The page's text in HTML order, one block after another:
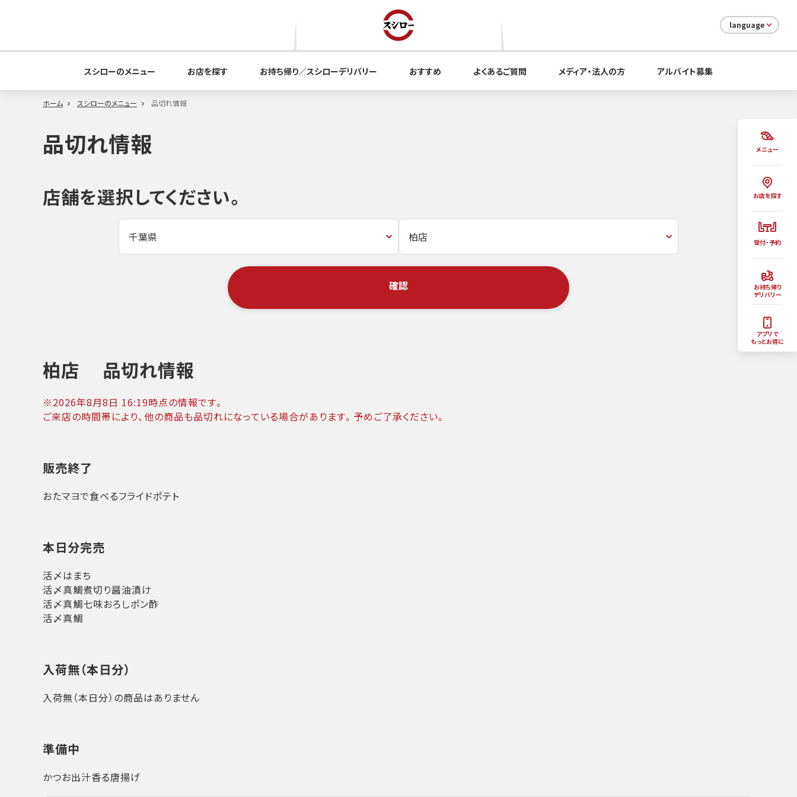
メニュー
お店を探す
受付・予約
お持ち帰り
デリバリー
アプリで
もっとお得に
language
スシローのメニュー お店を探す お持ち帰り／スシローデリバリー おすすめ よくあるご質問 メディア・法人の方 アルバイト募集
ホーム スシローのメニュー 品切れ情報
品切れ情報
店舗を選択してください。
確認
柏店 品切れ情報
※2026年8月8日 16:19時点の情報です。
ご来店の時間帯により、他の商品も品切れになっている場合があります。予めご了承ください。
販売終了
おたマヨで食べるフライドポテト
本日分完売
活〆はまち
活〆真鯛煮切り醤油漬け
活〆真鯛七味おろしポン酢
活〆真鯛
入荷無（本日分）
入荷無（本日分）の商品はありません
準備中
かつお出汁香る唐揚げ